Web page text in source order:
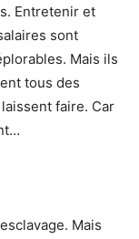
Entretenir et
sont
Mais ils
tous des
faire. Car
Mais